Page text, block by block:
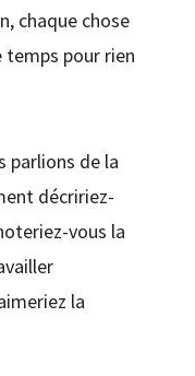
chaque chose
temps pour rien
parlions de la
décririez-
vous la
la